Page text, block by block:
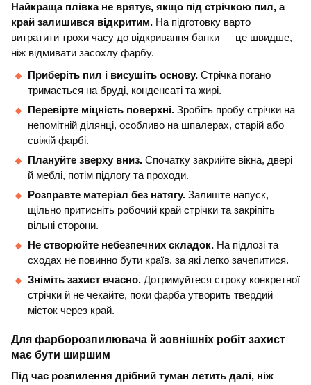
Найкраща плівка не врятує, якщо під стрічкою пил, а
край залишився відкритим. На підготовку варто
витратити трохи часу до відкривання банки — це швидше,
ніж відмивати засохлу фарбу.
Приберіть пил і висушіть основу. Стрічка погано
тримається на бруді, конденсаті та жирі.
Перевірте міцність поверхні. Зробіть пробу стрічки на
непомітній ділянці, особливо на шпалерах, старій або
свіжій фарбі.
Плануйте зверху вниз. Спочатку закрийте вікна, двері
й меблі, потім підлогу та проходи.
Розправте матеріал без натягу. Залиште напуск,
щільно притисніть робочий край стрічки та закріпіть
вільні сторони.
Не створюйте небезпечних складок. На підлозі та
сходах не повинно бути країв, за які легко зачепитися.
Зніміть захист вчасно. Дотримуйтеся строку конкретної
стрічки й не чекайте, поки фарба утворить твердий
місток через край.
Для фарборозпилювача й зовнішніх робіт захист
має бути ширшим
Під час розпилення дрібний туман летить далі, ніж